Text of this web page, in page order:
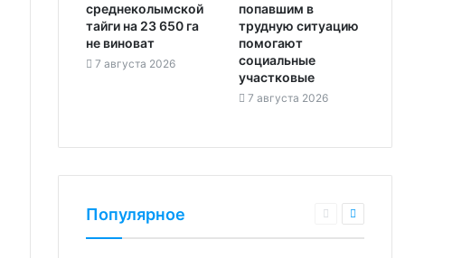
среднеколымской
тайги на 23 650 га
не виноват
7 августа 2026
попавшим в
трудную ситуацию
помогают
социальные
участковые
7 августа 2026
Популярное